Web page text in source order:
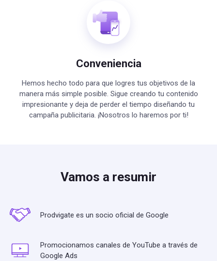
Conveniencia
Hemos hecho todo para que logres tus objetivos de la
manera más simple posible. Sigue creando tu contenido
impresionante y deja de perder el tiempo diseñando tu
campaña publicitaria. ¡Nosotros lo haremos por ti!
Vamos a resumir
Prodvigate es un socio oficial de Google
Promocionamos canales de YouTube a través de
Google Ads